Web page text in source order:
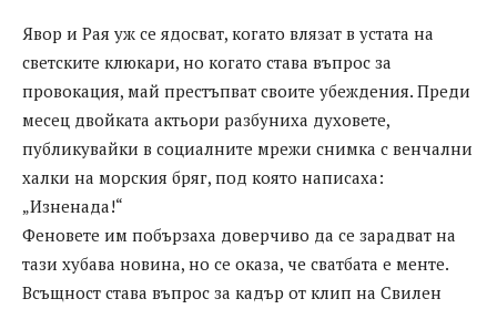
Явор и Рая уж се ядосват, когато влязат в устата на
светските клюкари, но когато става въпрос за
провокация, май престъпват своите убеждения. Преди
месец двойката актьори разбуниха духовете,
публикувайки в социалните мрежи снимка с венчални
халки на морския бряг, под която написаха:
„Изненада!“
Феновете им побързаха доверчиво да се зарадват на
тази хубава новина, но се оказа, че сватбата е менте.
Всъщност става въпрос за кадър от клип на Свилен